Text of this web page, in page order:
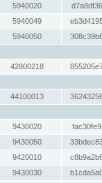
5940020
5940049
5940050
42800218
44100013
9430020
9430050
9420010
9430030